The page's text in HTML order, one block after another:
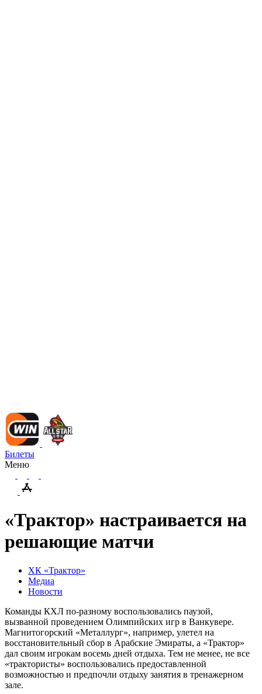
Билеты
Меню
«Трактор» настраивается на
решающие матчи
ХК «Трактор»
Медиа
Новости
Команды КХЛ по-разному воспользовались паузой,
вызванной проведением Олимпийских игр в Ванкувере.
Магнитогорский «Металлург», например, улетел на
восстановительный сбор в Арабские Эмираты, а «Трактор»
дал своим игрокам восемь дней отдыха. Тем не менее, не все
«трактористы» воспользовались предоставленной
возможностью и предпочли отдыху занятия в тренажерном
зале.